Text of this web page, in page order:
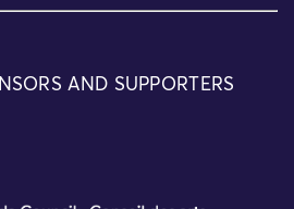
AND SUPPORTERS